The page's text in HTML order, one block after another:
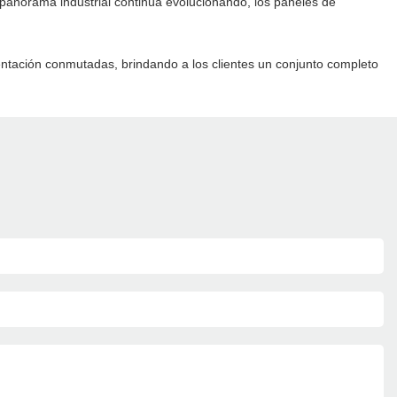
conmutadas, brindando a los clientes un conjunto completo